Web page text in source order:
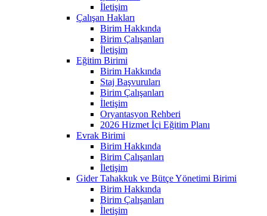
İletişim
Çalışan Hakları
Birim Hakkında
Birim Çalışanları
İletişim
Eğitim Birimi
Birim Hakkında
Staj Başvuruları
Birim Çalışanları
İletişim
Oryantasyon Rehberi
2026 Hizmet İçi Eğitim Planı
Evrak Birimi
Birim Hakkında
Birim Çalışanları
İletişim
Gider Tahakkuk ve Bütçe Yönetimi Birimi
Birim Hakkında
Birim Çalışanları
İletişim